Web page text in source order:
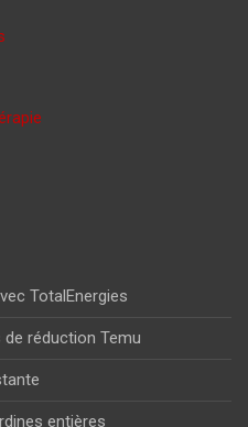
TotalEnergies
réduction Temu
entières